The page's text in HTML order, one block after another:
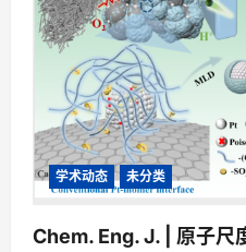
学术动态 未分类
Chem. Eng. J. | 原子尺